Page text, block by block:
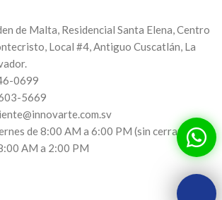
de Malta, Residencial Santa Elena, Centro
Local #4, Antiguo Cuscatlán, La
0699
5669
de 8:00 AM a 6:00 PM (sin cerrar al
AM a 2:00 PM